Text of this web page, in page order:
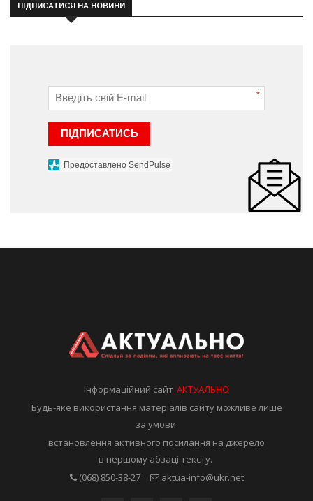
ПІДПИСАТИСЯ НА НОВИНИ
*
ПІДПИСАТИСЬ
Предоставлено SendPulse
Інформаційний сайтАКТУАЛЬНО
Будь-яке використання матеріалів сайту можливе лише
за умови
встановлення активного посилання на джерело
в першому абзаці тексту.
(068) 850-38-27
aktua-info@ukr.net